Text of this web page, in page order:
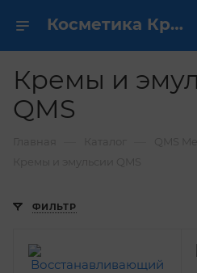
Косметика Кремы и эмульсии QMS - купить в интернет магазине ✔️ по выгодной цене
Кремы и
QMS
ФИЛЬТР